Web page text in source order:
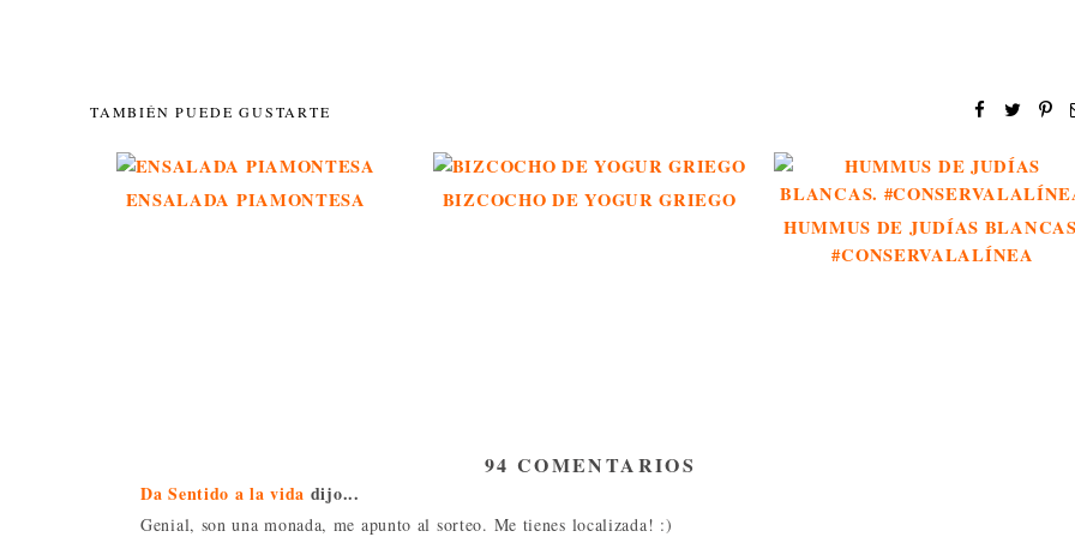
TAMBIÉN PUEDE GUSTARTE
ENSALADA PIAMONTESA
BIZCOCHO DE YOGUR GRIEGO
HUMMUS DE JUDÍAS
#CONSERVALALÍNEA
94 COMENTARIOS
Da Sentido a la vida dijo...
Genial, son una monada, me apunto al sorteo. Me tienes localizada! :)